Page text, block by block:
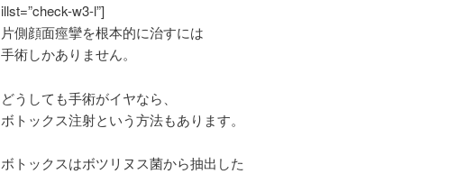
illst=”check-w3-l”]
片側顔面痙攣を根本的に治すには
手術しかありません。
どうしても手術がイヤなら、
ボトックス注射という方法もあります。
ボトックスはボツリヌス菌から抽出した